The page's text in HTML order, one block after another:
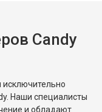
Candy
исключительно
Наши специалисты
и обладают